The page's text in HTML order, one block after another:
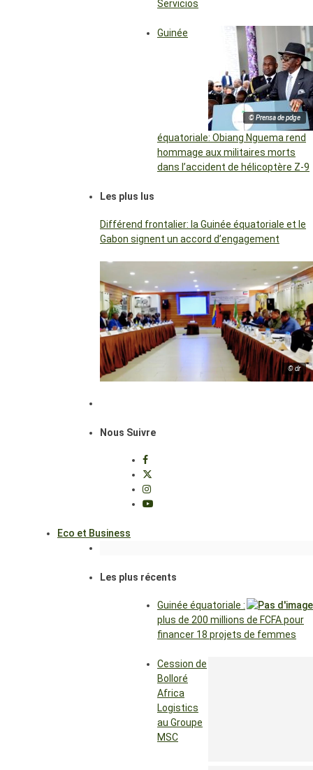
Servicios
© Prensa de pdge
Guinée
équatoriale: Obiang Nguema rend
hommage aux militaires morts
dans l’accident de hélicoptère Z-9
Les plus lus
Différend frontalier: la Guinée équatoriale et le
Gabon signent un accord d’engagement
© dr
Nous Suivre
Eco et Business
Les plus récents
Guinée équatoriale :
plus de 200 millions de FCFA pour
financer 18 projets de femmes
Cession de
Bolloré
Africa
Logistics
au Groupe
MSC